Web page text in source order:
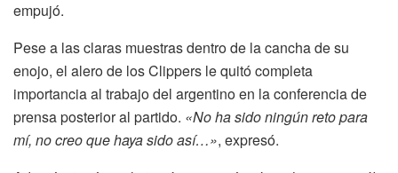
empujó.
Pese a las claras muestras dentro de la cancha de su
enojo, el alero de los Clippers le quitó completa
importancia al trabajo del argentino en la conferencia de
prensa posterior al partido. «No ha sido ningún reto para
mí, no creo que haya sido así…», expresó.